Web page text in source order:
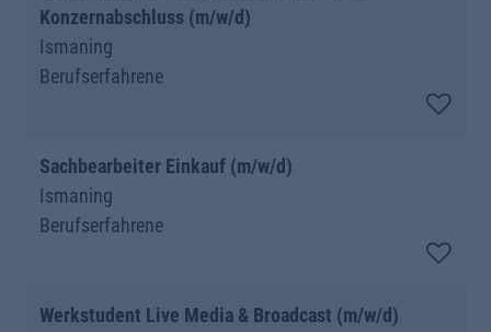
Konzernabschluss (m/w/d)
Ismaning
Berufserfahrene
Sachbearbeiter Einkauf (m/w/d)
Ismaning
Berufserfahrene
Werkstudent Live Media & Broadcast (m/w/d)